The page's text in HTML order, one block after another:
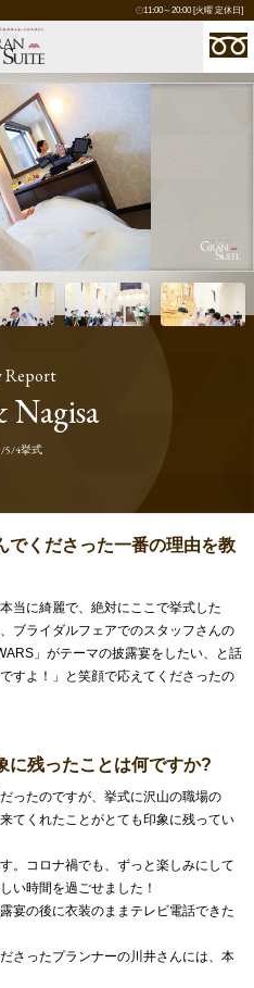
11:00～20:00 [火曜 定休日]
Report
Nagisa
5/4挙式
でくださった一番の理由を教
当に綺麗で、絶対にここで挙式した
ブライダルフェアでのスタッフさんの
」がテーマの披露宴をしたい、と話
すよ！」と笑顔で応えてくださったの
に残ったことは何ですか?
ったのですが、挙式に沢山の職場の
てくれたことがとても印象に残ってい
。コロナ禍でも、ずっと楽しみにして
い時間を過ごせました！
宴の後に衣装のままテレビ電話できた
さったプランナーの川井さんには、本